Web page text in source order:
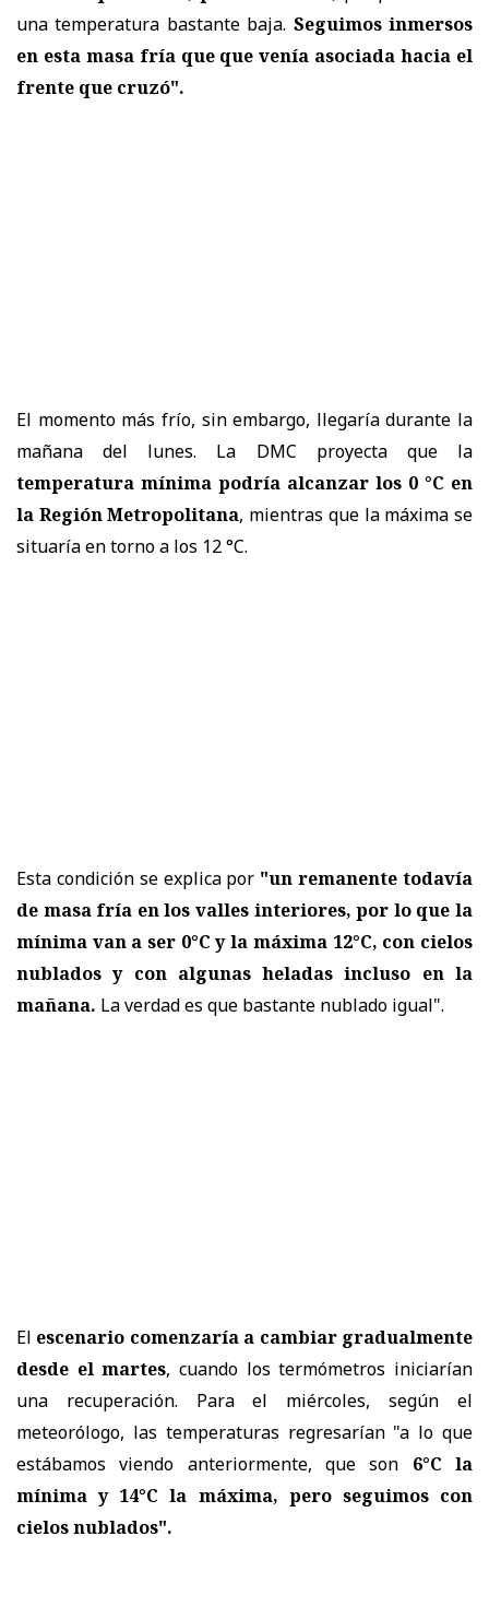
una temperatura bastante baja. Seguimos inmersos
en esta masa fría que que venía asociada hacia el
frente que cruzó".
El momento más frío, sin embargo, llegaría durante la
mañana del lunes. La DMC proyecta que la
temperatura mínima podría alcanzar los 0 °C en
la Región Metropolitana, mientras que la máxima se
situaría en torno a los 12 °C.
Esta condición se explica por "un remanente todavía
de masa fría en los valles interiores, por lo que la
mínima van a ser 0°C y la máxima 12°C, con cielos
nublados y con algunas heladas incluso en la
mañana. La verdad es que bastante nublado igual".
El escenario comenzaría a cambiar gradualmente
desde el martes, cuando los termómetros iniciarían
una recuperación. Para el miércoles, según el
meteorólogo, las temperaturas regresarían "a lo que
estábamos viendo anteriormente, que son 6°C la
mínima y 14°C la máxima, pero seguimos con
cielos nublados".